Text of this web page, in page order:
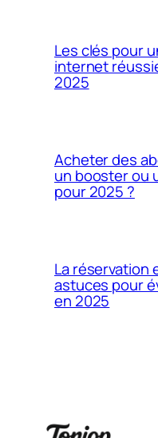
Les clés pour
internet
2025
Acheter des
un booster ou
pour 2025 ?
La réservation
astuces pour
en 2025